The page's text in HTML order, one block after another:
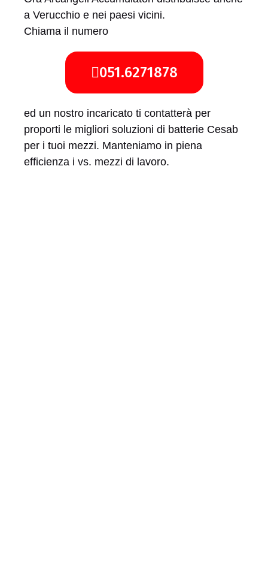
a Verucchio e nei paesi vicini.
Chiama il numero
051.6271878
ed un nostro incaricato ti contatterà per
proporti le migliori soluzioni di batterie Cesab
per i tuoi mezzi. Manteniamo in piena
efficienza i vs. mezzi di lavoro.